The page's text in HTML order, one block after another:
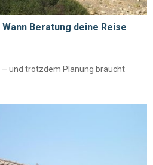
Beratung deine Reise
– und trotzdem Planung braucht